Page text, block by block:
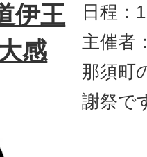
伊王
感
日程：
主催者
那須町
謝祭で